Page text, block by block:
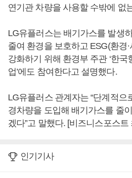
연기관 차량을 사용할 수밖에 없
LG유플러스는 배기가스를 발생
줄여 환경을 보호하고 ESG(환경
강화하기 위해 환경부 주관 ‘한
업’에도 참여한다고 설명했다.
LG유플러스 관계자는 “단계적으
경차량을 도입해 배기가스를 줄
겠다”고 말했다. [비즈니스포스트
인기기사